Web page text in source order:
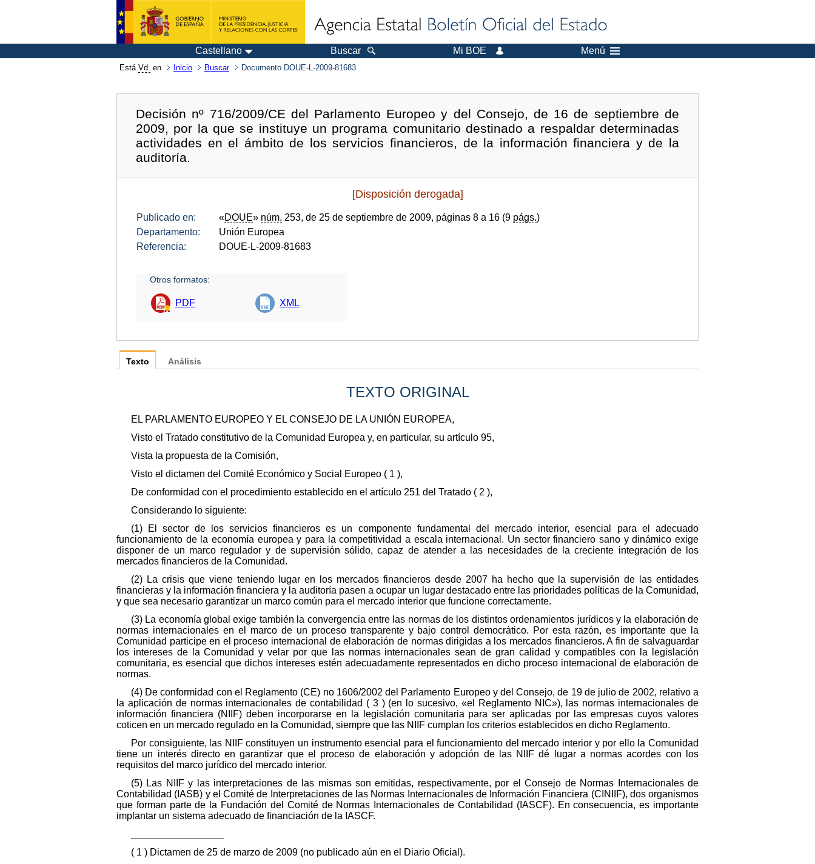
Castellano Buscar Mi BOE Menú
Está Vd. en Inicio Buscar Documento DOUE-L-2009-81683
Decisión nº 716/2009/CE del Parlamento Europeo y del Consejo, de 16 de septiembre de
2009, por la que se instituye un programa comunitario destinado a respaldar determinadas
actividades en el ámbito de los servicios financieros, de la información financiera y de la
auditoría.
[Disposición derogada]
Publicado en: «DOUE» núm. 253, de 25 de septiembre de 2009, páginas 8 a 16 (9 págs.)
Departamento:
Unión Europea
Referencia:
DOUE-L-2009-81683
Otros formatos:
PDF XML
Texto
TEXTO ORIGINAL
EL PARLAMENTO EUROPEO Y EL CONSEJO DE LA UNIÓN EUROPEA,
Visto el Tratado constitutivo de la Comunidad Europea y, en particular, su artículo 95,
Vista la propuesta de la Comisión,
Visto el dictamen del Comité Económico y Social Europeo ( 1 ),
De conformidad con el procedimiento establecido en el artículo 251 del Tratado ( 2 ),
Considerando lo siguiente:
(1) El sector de los servicios financieros es un componente fundamental del mercado interior, esencial para el adecuado
funcionamiento de la economía europea y para la competitividad a escala internacional. Un sector financiero sano y dinámico exige
disponer de un marco regulador y de supervisión sólido, capaz de atender a las necesidades de la creciente integración de los
mercados financieros de la Comunidad.
(2) La crisis que viene teniendo lugar en los mercados financieros desde 2007 ha hecho que la supervisión de las entidades
financieras y la información financiera y la auditoría pasen a ocupar un lugar destacado entre las prioridades políticas de la Comunidad,
y que sea necesario garantizar un marco común para el mercado interior que funcione correctamente.
(3) La economía global exige también la convergencia entre las normas de los distintos ordenamientos jurídicos y la elaboración de
normas internacionales en el marco de un proceso transparente y bajo control democrático. Por esta razón, es importante que la
Comunidad participe en el proceso internacional de elaboración de normas dirigidas a los mercados financieros. A fin de salvaguardar
los intereses de la Comunidad y velar por que las normas internacionales sean de gran calidad y compatibles con la legislación
comunitaria, es esencial que dichos intereses estén adecuadamente representados en dicho proceso internacional de elaboración de
normas.
(4) De conformidad con el Reglamento (CE) no 1606/2002 del Parlamento Europeo y del Consejo, de 19 de julio de 2002, relativo a
la aplicación de normas internacionales de contabilidad ( 3 ) (en lo sucesivo, «el Reglamento NIC»), las normas internacionales de
información financiera (NIIF) deben incorporarse en la legislación comunitaria para ser aplicadas por las empresas cuyos valores
coticen en un mercado regulado en la Comunidad, siempre que las NIIF cumplan los criterios establecidos en dicho Reglamento.
Por consiguiente, las NIIF constituyen un instrumento esencial para el funcionamiento del mercado interior y por ello la Comunidad
tiene un interés directo en garantizar que el proceso de elaboración y adopción de las NIIF dé lugar a normas acordes con los
requisitos del marco jurídico del mercado interior.
(5) Las NIIF y las interpretaciones de las mismas son emitidas, respectivamente, por el Consejo de Normas Internacionales de
Contabilidad (IASB) y el Comité de Interpretaciones de las Normas Internacionales de Información Financiera (CINIIF), dos organismos
que forman parte de la Fundación del Comité de Normas Internacionales de Contabilidad (IASCF). En consecuencia, es importante
implantar un sistema adecuado de financiación de la IASCF.
( 1 ) Dictamen de 25 de marzo de 2009 (no publicado aún en el Diario Oficial).
Análisis